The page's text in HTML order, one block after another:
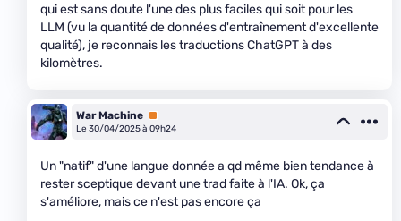
qui est sans doute l'une des plus faciles qui soit pour les
LLM (vu la quantité de données d'entraînement d'excellente
qualité), je reconnais les traductions ChatGPT à des
kilomètres.
War Machine Premium
Le 30/04/2025 à 09h24
Un "natif" d'une langue donnée a qd même bien tendance à
rester sceptique devant une trad faite à l'IA. Ok, ça
s'améliore, mais ce n'est pas encore ça